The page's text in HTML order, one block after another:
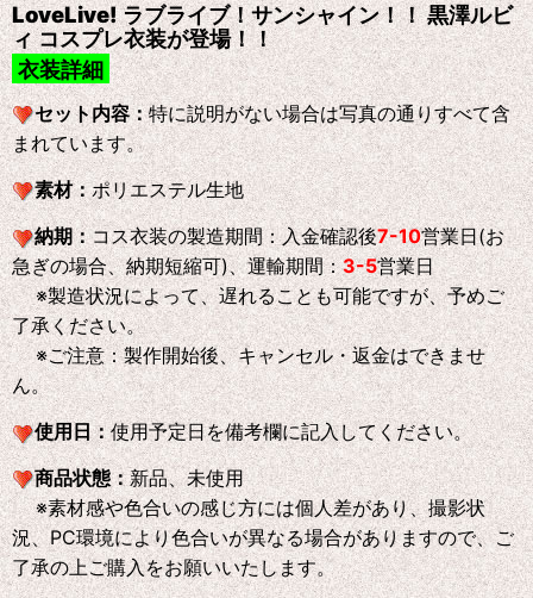
LoveLive! ラブライブ！サンシャイン！！ 黒澤ルビ
ィ コスプレ衣装が登場！！
衣装詳細
セット内容：特に説明がない場合は写真の通りすべて含
まれています。
素材：ポリエステル生地
納期：コス衣装の製造期間：入金確認後7-10営業日(お
急ぎの場合、納期短縮可)、運輸期間：3-5営業日
※製造状況によって、遅れることも可能ですが、予めご
了承ください。
※ご注意：製作開始後、キャンセル・返金はできませ
ん。
使用日：使用予定日を備考欄に記入してください。
商品状態：新品、未使用
※素材感や色合いの感じ方には個人差があり、撮影状
況、PC環境により色合いが異なる場合がありますので、ご
了承の上ご購入をお願いいたします。